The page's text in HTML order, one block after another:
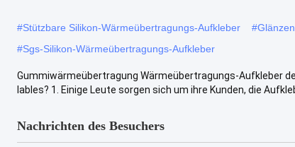
#Stützbare Silikon-Wärmeübertragungs-Aufkleber #
#Sgs-Silikon-Wärmeübertragungs-Aufkleber
Gummiwärmeübertragung Wärmeübertragungs-Aufkleber
lables? 1. Einige Leute sorgen sich um ihre Kunden, die
Nachrichten des Besuchers